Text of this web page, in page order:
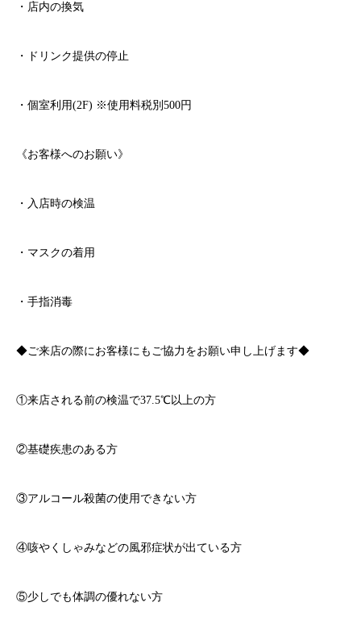
・店内の換気
・ドリンク提供の停止
・個室利用(2F) ※使用料税別 500円
《お客様へのお願い》
・入店時の検温
・マスクの着用
・手指消毒
◆ご来店の際にお客様にもご協力をお願い申し上げます◆
①来店される前の検温で37.5℃以上の方
②基礎疾患のある方
③アルコール殺菌の使用できない方
④咳やくしゃみなどの風邪症状が出ている方
⑤少しでも体調の優れない方